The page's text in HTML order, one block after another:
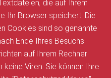
die auf Ihrem
Ihr Browser speichert. Die
Cookies sind so genannte
Ende Ihres Besuchs
auf Ihrem Rechner
keine Viren. Sie können Ihre